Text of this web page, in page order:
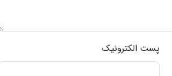
پست الکترونیک